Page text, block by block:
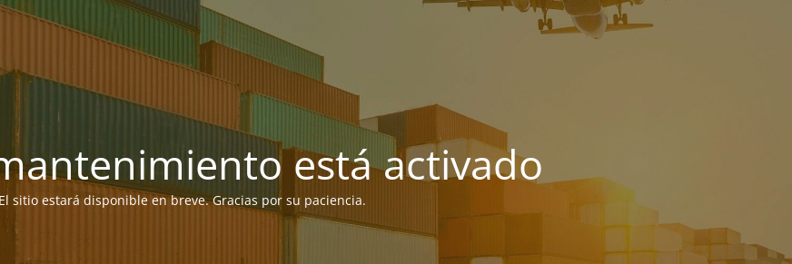
está activado
El sitio estará disponible en breve. Gracias por su paciencia.